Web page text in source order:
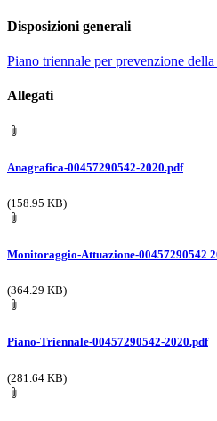
Disposizioni generali
Piano triennale per prevenzione
Allegati
Anagrafica-00457290542-2020.pdf
(158.95 KB)
Monitoraggio-Attuazione-00457290542
(364.29 KB)
Piano-Triennale-00457290542-2020.pdf
(281.64 KB)